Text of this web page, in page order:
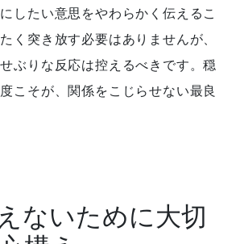
したい意思をやわらかく伝えるこ
く突き放す必要はありませんが、
ぶりな反応は控えるべきです。穏
こそが、関係をこじらせない最良
ないために大切